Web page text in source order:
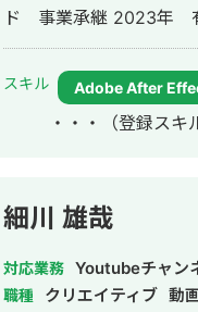
ド 事業承継 2023年
スキル Adobe After
・・・ （登録スキ
細川 雄哉
対応業務 Youtubeチャン
職種 クリエイティブ 動